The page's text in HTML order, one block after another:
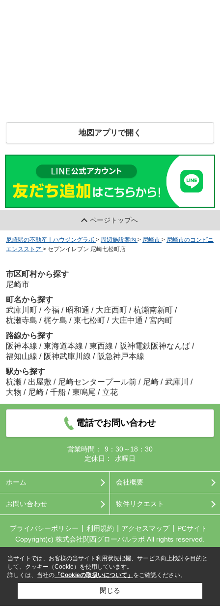
地図アプリで開く
ページトップへ
尼崎駅の不動産｜ハウジングラボ > 周辺施設案内 > 尼崎市 > 尼崎市のコンビニ
エンスストア > セブンイレブン 尼崎七松町店
市区町村から探す
尼崎市
町名から探す
武庫川町 / 今福 / 昭和通 / 大庄西町 / 杭瀬南新町 /
杭瀬寺島 / 梶ケ島 / 東七松町 / 大庄中通 / 宮内町
路線から探す
阪神本線 / 東海道本線 / 東西線 / 阪神電鉄阪神なんば /
福知山線 / 阪神武庫川線 / 阪急神戸本線
駅から探す
杭瀬 / 出屋敷 / 尼崎センタープール前 / 尼崎 / 武庫川
/
大物 / 尼崎 / 千船 / 東鳴尾 / 立花
電話でお問い合わせ
営業時間：
9：30～18：30
定休日：
水曜日
ホーム 会社概要
お問い合わせ 物件リクエスト
プライバシーポリシー 利用規約 アクセスマップ
PCサイト
Copyright(c) 株式会社関西グローバルラボ All rights reserved.
当サイトでは、お客様の当サイト利用状況把握、サービス向上検討を目的と
して、クッキー（Cookie）を使用しています。
詳しくは、当社の 「Cookieの取扱いについて」 をご確認ください。
閉じる